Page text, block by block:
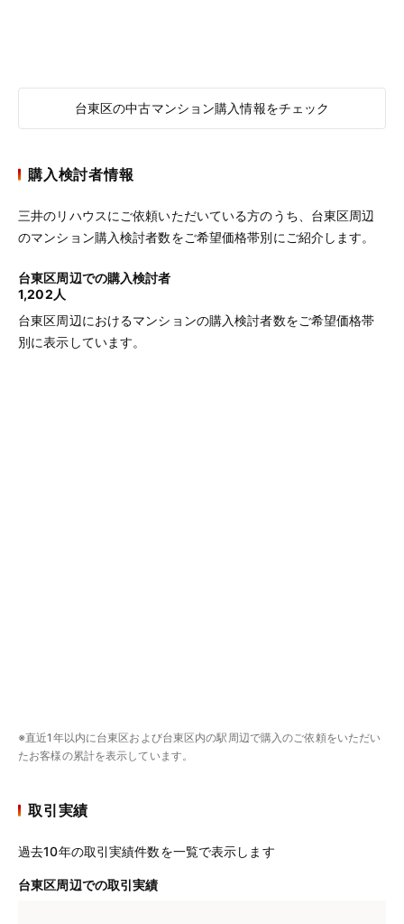
台東区の中古マンション購入情報をチェック
購入検討者情報
三井のリハウスにご依頼いただいている方のうち、台東区周辺
のマンション購入検討者数をご希望価格帯別にご紹介します。
台東区周辺での購入検討者
1,202人
台東区周辺におけるマンションの購入検討者数をご希望価格帯
別に表示しています。
※直近1年以内に台東区および台東区内の駅周辺で購入のご依頼をいただい
たお客様の累計を表示しています。
取引実績
過去10年の取引実績件数を一覧で表示します
台東区周辺での取引実績